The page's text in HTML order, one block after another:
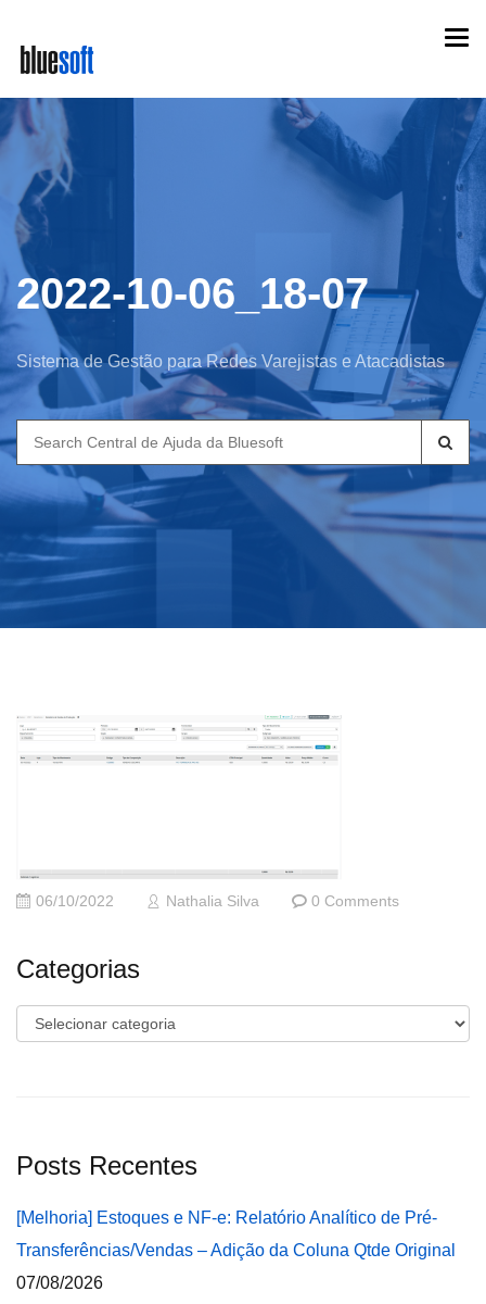
main
content
2022-10-06_18-07
Sistema de Gestão para Redes Varejistas e Atacadistas
Search
for:
06/10/2022 Nathalia Silva 0 Comments
Categorias
Categorias
Posts Recentes
[Melhoria] Estoques e NF-e: Relatório Analítico de Pré-
Transferências/Vendas – Adição da Coluna Qtde Original
07/08/2026